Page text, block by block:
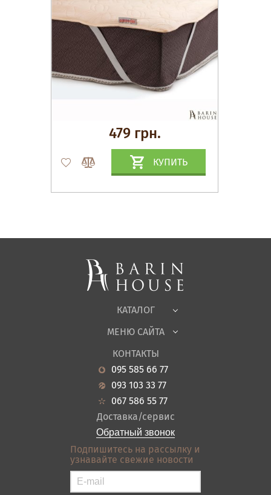
479 грн.
КУПИТЬ
КАТАЛОГ
Спальни, Кровати
Корпусная мебель
Офисная мебель
Садовая мебель
Гостиная
Кухня
Прихожие
Ванная
Акции
МЕНЮ САЙТА
О нас
Новости
Гарантия
Кредит
Оплата и доставка
Отзывы
Контакты
Карта сайта
Условия покупки
КОНТАКТЫ
095 585 66 77
093 103 33 77
067 586 55 77
Доставка/сервис
Обратный звонок
Подпишитесь на рассылку и
узнавайте свежие новости